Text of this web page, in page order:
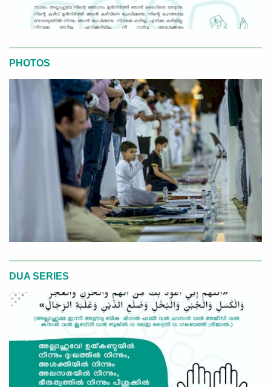
PHOTOS
DUA SERIES